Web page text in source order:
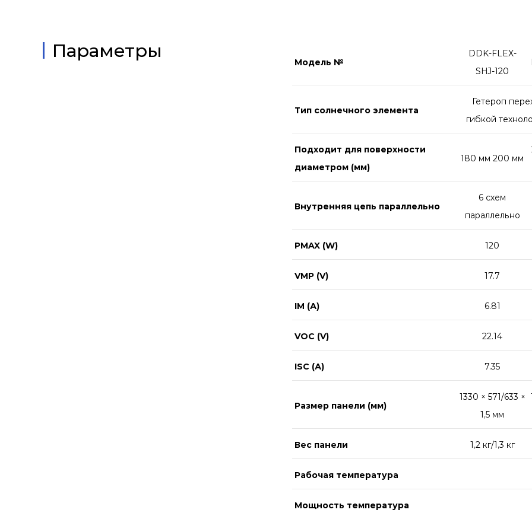
Параметры
Модель №
DDK-FLEX-
SHJ-120
Тип солнечного элемента
Гетероп
гибкой
Подходит для поверхности
диаметром (мм)
180 мм 200 мм
Внутренняя цепь параллельно
6 схем
параллельно
PMAX (W) 120
VMP (V) 17.7
IM (А) 6.81
VOC (V) 22.14
ISC (А) 7.35
Размер панели (мм)
1330 × 571/633 ×
1,5 мм
Вес панели 1,2 кг/1,3 кг
Рабочая температура
Мощность температура